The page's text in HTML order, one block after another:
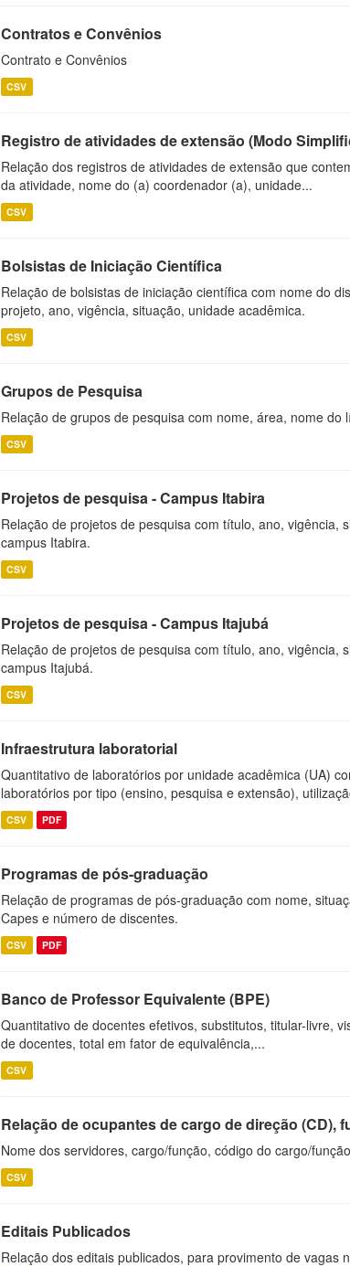
Contratos e Convênios
Contrato e Convênios
CSV
Registro de atividades de extensão (Modo
Relação dos registros de atividades de extensão que
da atividade, nome do (a) coordenador (a), unidade...
CSV
Bolsistas de Iniciação Científica
Relação de bolsistas de iniciação científica com nome do
projeto, ano, vigência, situação, unidade acadêmica.
CSV
Grupos de Pesquisa
Relação de grupos de pesquisa com nome, área, nome do
CSV
Projetos de pesquisa - Campus Itabira
Relação de projetos de pesquisa com título, ano,
campus Itabira.
CSV
Projetos de pesquisa - Campus Itajubá
Relação de projetos de pesquisa com título, ano,
campus Itajubá.
CSV
Infraestrutura laboratorial
Quantitativo de laboratórios por unidade acadêmica (UA)
laboratórios por tipo (ensino, pesquisa e extensão),
CSV PDF
Programas de pós-graduação
Relação de programas de pós-graduação com nome,
Capes e número de discentes.
CSV PDF
Banco de Professor Equivalente (BPE)
Quantitativo de docentes efetivos, substitutos, titular-livre,
de docentes, total em fator de equivalência,...
CSV
Relação de ocupantes de cargo de direção (CD),
Nome dos servidores, cargo/função, código do cargo/
CSV
Editais Publicados
Relação dos editais publicados, para provimento de vagas